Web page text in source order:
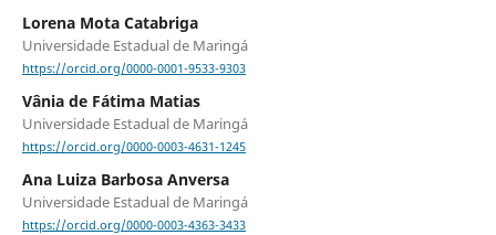
Lorena Mota Catabriga
Universidade Estadual de Maringá
https://orcid.org/0000-0001-9533-9303
Vânia de Fátima Matias
Universidade Estadual de Maringá
https://orcid.org/0000-0003-4631-1245
Ana Luiza Barbosa Anversa
Universidade Estadual de Maringá
https://orcid.org/0000-0003-4363-3433